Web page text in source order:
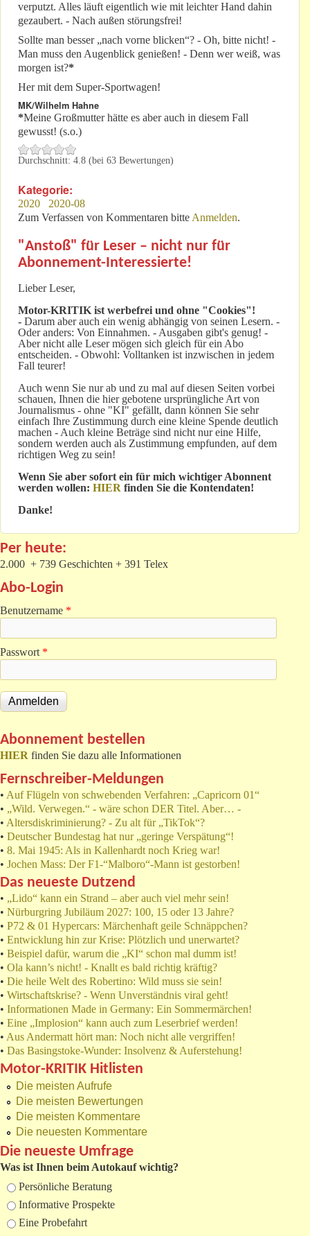
verputzt. Alles läuft eigentlich wie mit leichter Hand dahin
gezaubert. - Nach außen störungsfrei!
Sollte man besser „nach vorne blicken“? - Oh, bitte nicht! -
Man muss den Augenblick genießen! - Denn wer weiß, was
morgen ist?*
Her mit dem Super-Sportwagen!
MK/Wilhelm Hahne
*Meine Großmutter hätte es aber auch in diesem Fall
gewusst! (s.o.)
Durchschnitt: 4.8 (bei 63 Bewertungen)
Kategorie:
2020
2020-08
Zum Verfassen von Kommentaren bitte Anmelden.
"Anstoß" für Leser – nicht nur für
Abonnement-Interessierte!
Lieber Leser,
Motor-KRITIK ist werbefrei und ohne "Cookies"!
- Darum aber auch ein wenig abhängig von seinen Lesern. -
Oder anders: Von Einnahmen. - Ausgaben gibt's genug! -
Aber nicht alle Leser mögen sich gleich für ein Abo
entscheiden. - Obwohl: Volltanken ist inzwischen in jedem
Fall teurer!
Auch wenn Sie nur ab und zu mal auf diesen Seiten vorbei
schauen, Ihnen die hier gebotene ursprüngliche Art von
Journalismus - ohne "KI" gefällt, dann können Sie sehr
einfach Ihre Zustimmung durch eine kleine Spende deutlich
machen - Auch kleine Beträge sind nicht nur eine Hilfe,
sondern werden auch als Zustimmung empfunden, auf dem
richtigen Weg zu sein!
Wenn Sie aber sofort ein für mich wichtiger Abonnent
werden wollen: HIER finden Sie die Kontendaten!
Danke!
Per heute:
2.000 + 739 Geschichten + 391 Telex
Abo-Login
Benutzername *
Passwort *
Abonnement bestellen
HIER finden Sie dazu alle Informationen
Fernschreiber-Meldungen
• Auf Flügeln von schwebenden Verfahren: „Capricorn 01“
• „Wild. Verwegen.“ - wäre schon DER Titel. Aber… -
• Altersdiskriminierung? - Zu alt für „TikTok“?
• Deutscher Bundestag hat nur „geringe Verspätung“!
• 8. Mai 1945: Als in Kallenhardt noch Krieg war!
• Jochen Mass: Der F1-“Malboro“-Mann ist gestorben!
Das neueste Dutzend
• „Lido“ kann ein Strand – aber auch viel mehr sein!
• Nürburgring Jubiläum 2027: 100, 15 oder 13 Jahre?
• P72 & 01 Hypercars: Märchenhaft geile Schnäppchen?
• Entwicklung hin zur Krise: Plötzlich und unerwartet?
• Beispiel dafür, warum die „KI“ schon mal dumm ist!
• Ola kann’s nicht! - Knallt es bald richtig kräftig?
• Die heile Welt des Robertino: Wild muss sie sein!
• Wirtschaftskrise? - Wenn Unverständnis viral geht!
• Informationen Made in Germany: Ein Sommermärchen!
• Eine „Implosion“ kann auch zum Leserbrief werden!
• Aus Andermatt hört man: Noch nicht alle vergriffen!
• Das Basingstoke-Wunder: Insolvenz & Auferstehung!
Motor-KRITIK Hitlisten
Die meisten Aufrufe
Die meisten Bewertungen
Die meisten Kommentare
Die neuesten Kommentare
Die neueste Umfrage
Was ist Ihnen beim Autokauf wichtig?
Auswahlmöglichkeiten
Persönliche Beratung
Informative Prospekte
Eine Probefahrt